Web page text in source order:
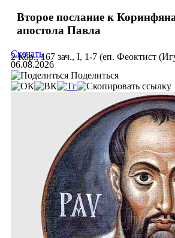
Второе послание к
апостола Павла
2 Кор., 167 зач., I, 1-7 (еп. Феоктист
Скачать
06.08.2026
Поделиться